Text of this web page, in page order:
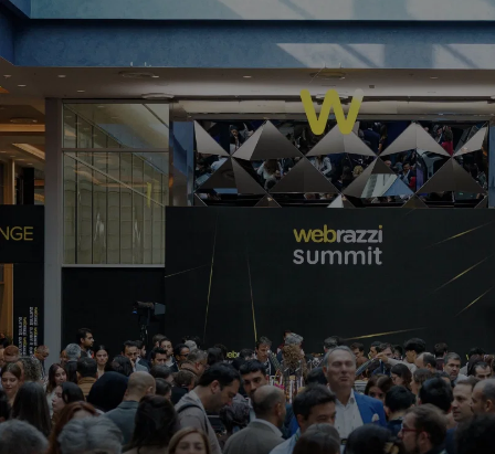
iPhone'a YouTube'u arka planda çalma
özelliği iOS 14'le geldi